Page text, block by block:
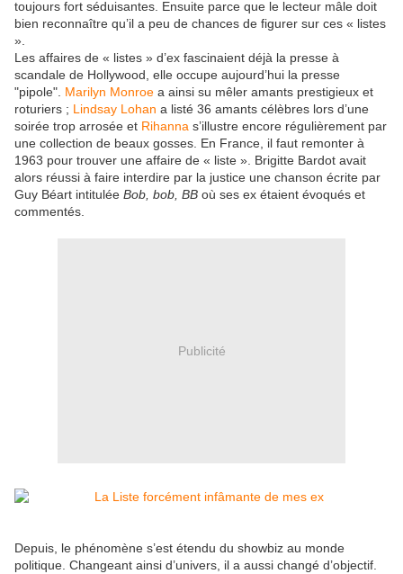
toujours fort séduisantes. Ensuite parce que le lecteur mâle doit
bien reconnaître qu’il a peu de chances de figurer sur ces « listes
».
Les affaires de « listes » d’ex fascinaient déjà la presse à
scandale de Hollywood, elle occupe aujourd’hui la presse
"pipole". Marilyn Monroe a ainsi su mêler amants prestigieux et
roturiers ; Lindsay Lohan a listé 36 amants célèbres lors d’une
soirée trop arrosée et Rihanna s’illustre encore régulièrement par
une collection de beaux gosses. En France, il faut remonter à
1963 pour trouver une affaire de « liste ». Brigitte Bardot avait
alors réussi à faire interdire par la justice une chanson écrite par
Guy Béart intitulée Bob, bob, BB où ses ex étaient évoqués et
commentés.
Publicité
Depuis, le phénomène s’est étendu du showbiz au monde
politique. Changeant ainsi d’univers, il a aussi changé d’objectif.